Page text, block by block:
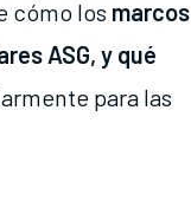
cómo los marcos
ASG, y qué
para las